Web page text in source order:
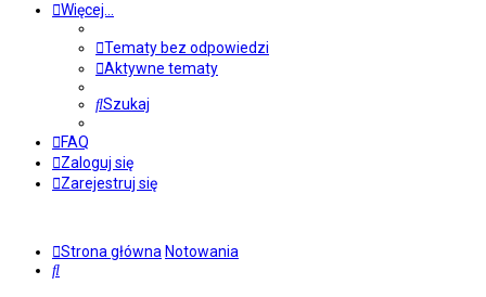
Więcej…
Tematy bez odpowiedzi
Aktywne tematy
Szukaj
FAQ
Zaloguj się
Zarejestruj się
Strona główna Notowania
Szukaj